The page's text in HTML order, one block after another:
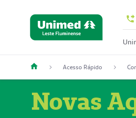
Acesso Rápido
Novas